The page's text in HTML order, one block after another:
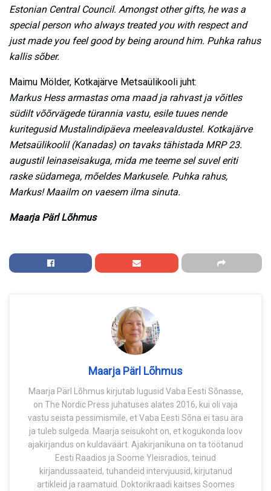
Estonian Central Council. Amongst other gifts, he was a
special person who always treated you with respect and
just made you feel good by being around him. Puhka rahus
kallis sõber.
Maimu Mölder, Kotkajärve Metsaülikooli juht:
Markus Hess armastas oma maad ja rahvast ja võitles
südilt võõrvägede türannia vastu, esile tuues nende
kuritegusid Mustalindipäeva meeleavaldustel. Kotkajärve
Metsaülikoolil (Kanadas) on tavaks tähistada MRP 23.
augustil leinaseisakuga, mida me teeme sel suvel eriti
raske südamega, mõeldes Markusele. Puhka rahus,
Markus! Maailm on vaesem ilma sinuta.
Maarja Pärl Lõhmus
Maarja Pärl Lõhmus
Maarja Pärl Lõhmus kirjutab lugusid Vaba Eesti Sõnasse,
on The Nordic Press juhatuses alates 2016, kui oli vaja
vastu seista pessimismile, et Vaba Eesti Sõna ei tasu ära
ja tuleb sulgeda. Maarja seisukoht on, et kogukonda loov
ajakirjandus on kuldaväärt. Ajakirjanikuna on ta töötanud
Eesti Raadios ja Soome Yleisradios, teinud
kirjandussaateid, tuhandeid intervjuusid, kirjutanud
artikleid ja raamatuid. Doktorikraadi kaitses Soomes